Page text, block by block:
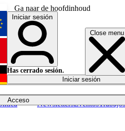
Ga naar de hoofdinhoud
Close menu
Acceso NewslettersEventosTrabajos
English
Français
Iniciar sesión
Has cerrado sesión.
Iniciar sesión